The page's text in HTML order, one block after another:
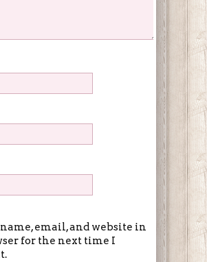
email, and website in
for the next time I